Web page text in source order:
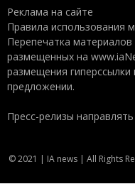
Реклама на сайте
Правила использования
Перепечатка
размещенных на
размещения
предложении.
Пресс-релизы
© 2021 | IA news | All Rights